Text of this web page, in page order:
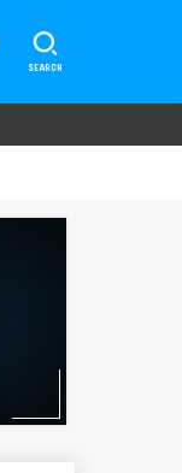
SEARCH